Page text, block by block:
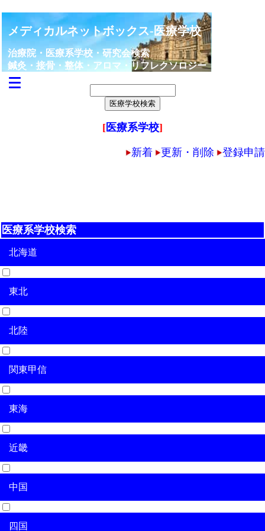
メディカルネットボックス-医療学校
治療院・医療系学校・研究会検索
鍼灸・接骨・整体・アロマ・リフレクソロジー
[医療系学校]
新着 更新・削除 登録申請
医療系学校検索
北海道
北海道
東北
青森県
岩手県
宮城県
秋田県
山形県
福島県
北陸
新潟県
富山県
石川県
福井県
関東甲信
茨城県
栃木県
群馬県
埼玉県
千葉県
東京都
神奈川県
山梨県
長野県
東海
岐阜県
静岡県
愛知県
三重県
近畿
滋賀県
京都府
大阪府
兵庫県
奈良県
和歌山県
中国
鳥取県
島根県
岡山県
広島県
山口県
四国